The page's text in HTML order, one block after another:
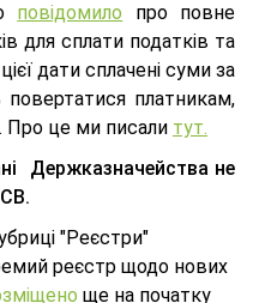
повідомило про повне
для сплати податків та
дати сплачені суми за
платникам,
Про це ми писали тут.
Держказначейства не
"Реєстри"
реєстр щодо нових
ще на початку